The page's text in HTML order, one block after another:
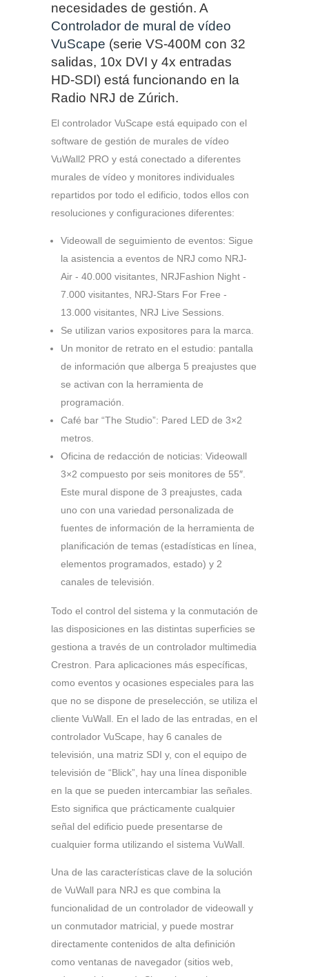
necesidades de gestión. A
Controlador de mural de vídeo
VuScape (serie VS-400M con 32
salidas, 10x DVI y 4x entradas
HD-SDI) está funcionando en la
Radio NRJ de Zúrich.
El controlador VuScape está equipado con el
software de gestión de murales de vídeo
VuWall2 PRO y está conectado a diferentes
murales de vídeo y monitores individuales
repartidos por todo el edificio, todos ellos con
resoluciones y configuraciones diferentes:
Videowall de seguimiento de eventos: Sigue
la asistencia a eventos de NRJ como NRJ-
Air - 40.000 visitantes, NRJFashion Night -
7.000 visitantes, NRJ-Stars For Free -
13.000 visitantes, NRJ Live Sessions.
Se utilizan varios expositores para la marca.
Un monitor de retrato en el estudio: pantalla
de información que alberga 5 preajustes que
se activan con la herramienta de
programación.
Café bar “The Studio”: Pared LED de 3×2
metros.
Oficina de redacción de noticias: Videowall
3×2 compuesto por seis monitores de 55″.
Este mural dispone de 3 preajustes, cada
uno con una variedad personalizada de
fuentes de información de la herramienta de
planificación de temas (estadísticas en línea,
elementos programados, estado) y 2
canales de televisión.
Todo el control del sistema y la conmutación de
las disposiciones en las distintas superficies se
gestiona a través de un controlador multimedia
Crestron. Para aplicaciones más específicas,
como eventos y ocasiones especiales para las
que no se dispone de preselección, se utiliza el
cliente VuWall. En el lado de las entradas, en el
controlador VuScape, hay 6 canales de
televisión, una matriz SDI y, con el equipo de
televisión de “Blick”, hay una línea disponible
en la que se pueden intercambiar las señales.
Esto significa que prácticamente cualquier
señal del edificio puede presentarse de
cualquier forma utilizando el sistema VuWall.
Una de las características clave de la solución
de VuWall para NRJ es que combina la
funcionalidad de un controlador de videowall y
un conmutador matricial, y puede mostrar
directamente contenidos de alta definición
como ventanas de navegador (sitios web,